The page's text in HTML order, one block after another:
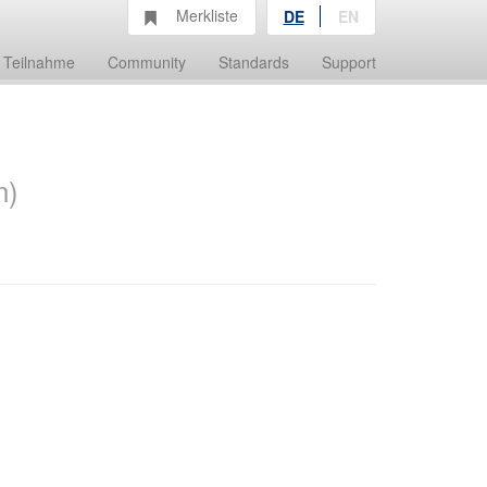
Teilnahme Community Standards Support
Merkliste DE EN